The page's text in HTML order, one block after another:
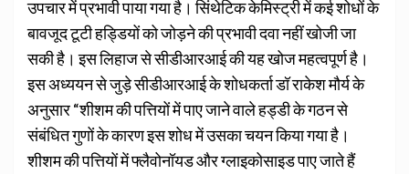
उपचार में प्रभावी पाया गया है। सिंथेटिक केमिस्ट्री में कई शोधों के
बावजूद टूटी हड्डियों को जोड़ने की प्रभावी दवा नहीं खोजी जा
सकी है। इस लिहाज से सीडीआरआई की यह खोज महत्वपूर्ण है।
इस अध्ययन से जुड़े सीडीआरआई के शोधकर्ता डॉ राकेश मौर्य के
अनुसार “शीशम की पत्तियों में पाए जाने वाले हड्डी के गठन से
संबंधित गुणों के कारण इस शोध में उसका चयन किया गया है।
शीशम की पत्तियों में फ्लैवोनॉयड और ग्लाइकोसाइड पाए जाते हैं